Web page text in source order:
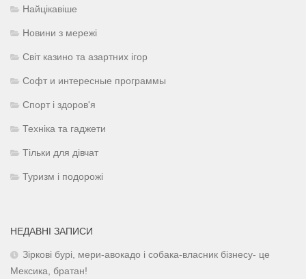
Найцікавіше
Новини з мережі
Світ казино та азартних ігор
Софт и интересные программы
Спорт і здоров'я
Техніка та гаджети
Тільки для дівчат
Туризм і подорожі
НЕДАВНІ ЗАПИСИ
Зіркові бурі, мери-авокадо і собака-власник бізнесу- це
Мексика, братан!